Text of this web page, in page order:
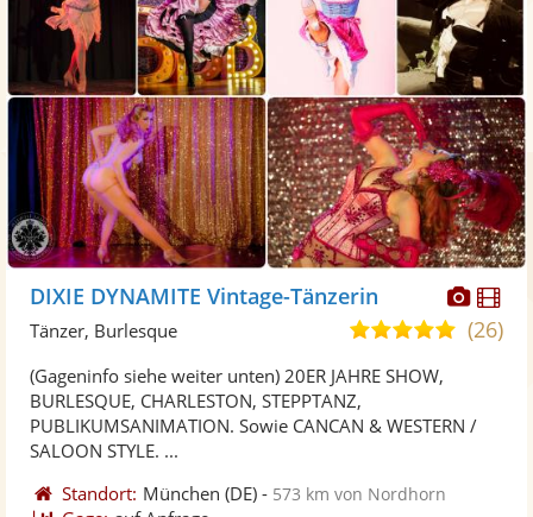
DIXIE DYNAMITE Vintage-Tänzerin
5,0
Sternen
(26)
Tänzer, Burlesque
(Gageninfo siehe weiter unten) 20ER JAHRE SHOW,
BURLESQUE, CHARLESTON, STEPPTANZ,
PUBLIKUMSANIMATION. Sowie CANCAN & WESTERN /
SALOON STYLE. ...
Standort: München (DE) - 573 km von Nordhorn